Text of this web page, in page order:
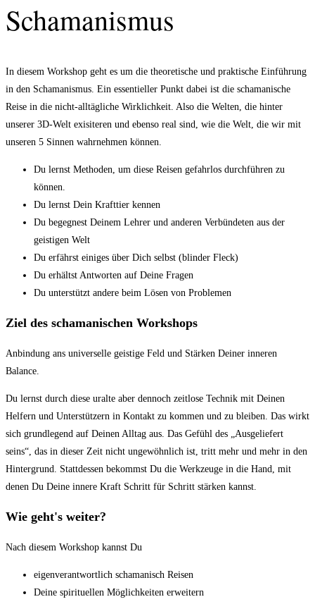
Schamanismus
In diesem Workshop geht es um die theoretische und praktische Einführung
in den Schamanismus. Ein essentieller Punkt dabei ist die schamanische
Reise in die nicht-alltägliche Wirklichkeit. Also die Welten, die hinter
unserer 3D-Welt exisiteren und ebenso real sind, wie die Welt, die wir mit
unseren 5 Sinnen wahrnehmen können.
Du lernst Methoden, um diese Reisen gefahrlos durchführen zu
können.
Du lernst Dein Krafttier kennen
Du begegnest Deinem Lehrer und anderen Verbündeten aus der
geistigen Welt
Du erfährst einiges über Dich selbst (blinder Fleck)
Du erhältst Antworten auf Deine Fragen
Du unterstützt andere beim Lösen von Problemen
Ziel des schamanischen Workshops
Anbindung ans universelle geistige Feld und Stärken Deiner inneren
Balance.
Du lernst durch diese uralte aber dennoch zeitlose Technik mit Deinen
Helfern und Unterstützern in Kontakt zu kommen und zu bleiben. Das wirkt
sich grundlegend auf Deinen Alltag aus. Das Gefühl des „Ausgeliefert
seins“, das in dieser Zeit nicht ungewöhnlich ist, tritt mehr und mehr in den
Hintergrund. Stattdessen bekommst Du die Werkzeuge in die Hand, mit
denen Du Deine innere Kraft Schritt für Schritt stärken kannst.
Wie geht's weiter?
Nach diesem Workshop kannst Du
eigenverantwortlich schamanisch Reisen
Deine spirituellen Möglichkeiten erweitern